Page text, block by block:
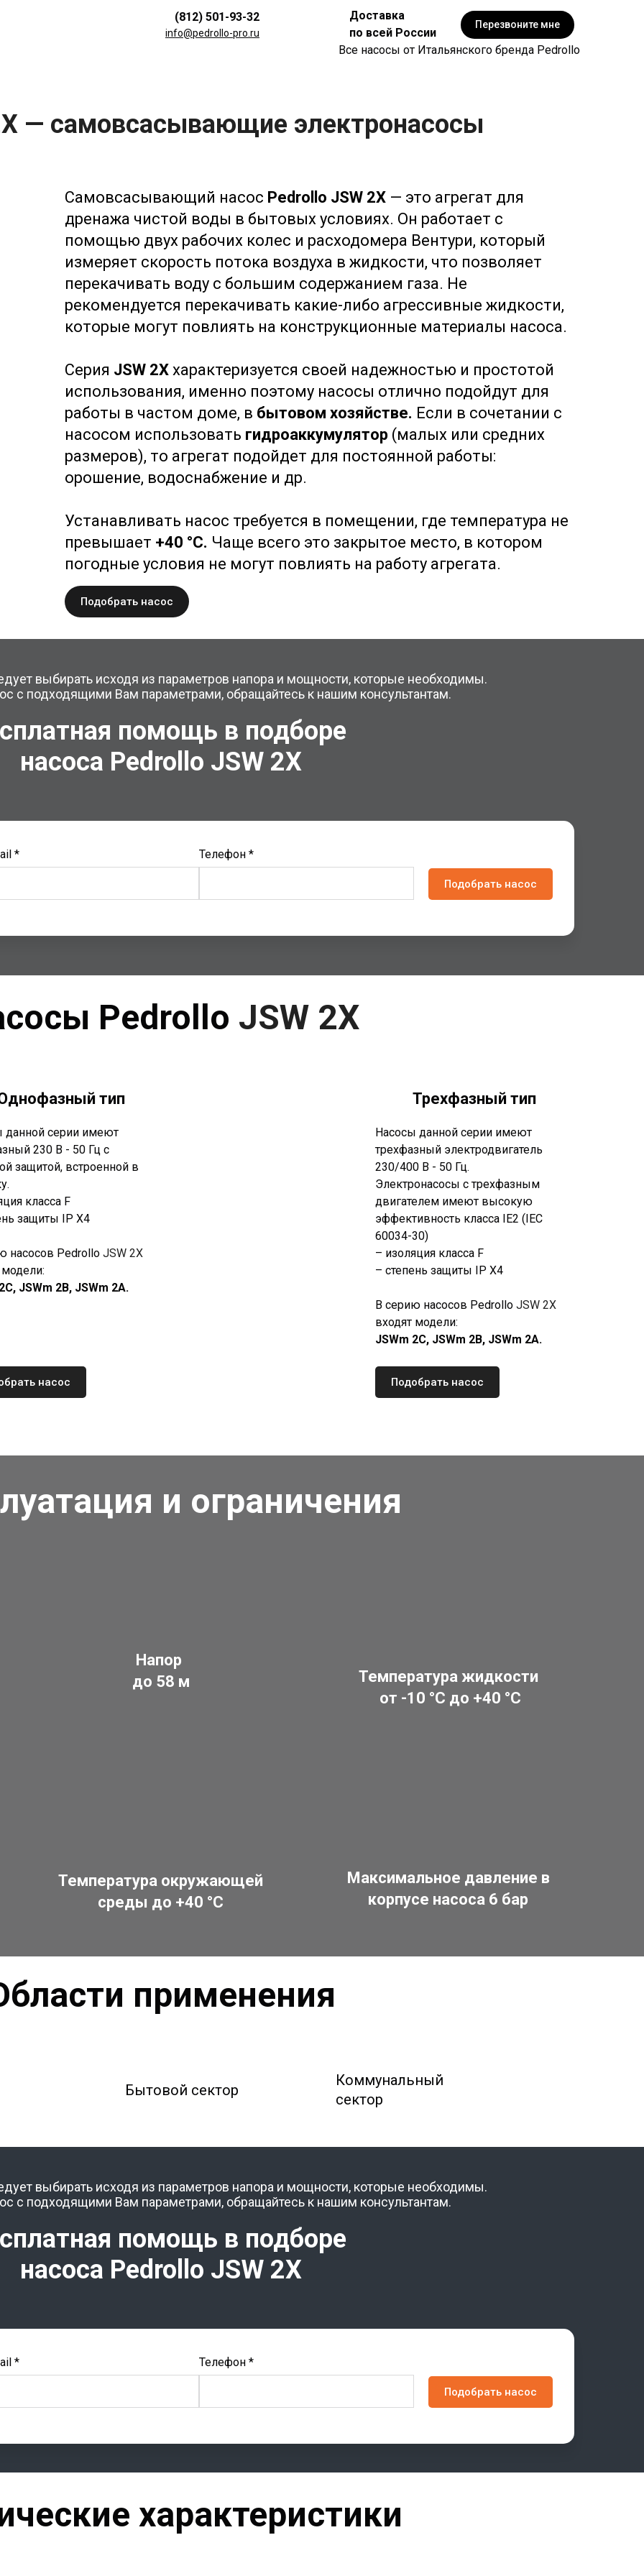
(812) 501-93-32
info@pedrollo-pro.ru
Доставка
по всей России
Перезвоните мне
Все насосы от Итальянского бренда Pedrollo
— самовсасывающие электронасосы
Самовсасывающий насос Pedrollo JSW 2X— это агрегат для
дренажа чистой воды в бытовых условиях. Он работает с
помощью двух рабочих колес и расходомера Вентури, который
измеряет скорость потока воздуха в жидкости, что позволяет
перекачивать воду с большим содержанием газа. Не
рекомендуется перекачивать какие-либо агрессивные жидкости,
которые могут повлиять на конструкционные материалы насоса.
Серия JSW 2Xхарактеризуется своей надежностью и простотой
использования, именно поэтому насосы отлично подойдут для
работы в частом доме, в бытовом хозяйстве. Если в сочетании с
насосом использовать гидроаккумулятор (малых или средних
размеров), то агрегат подойдет для постоянной работы:
орошение, водоснабжение и др.
Устанавливать насос требуется в помещении, где температура не
превышает +40 °C. Чаще всего это закрытое место, в котором
погодные условия не могут повлиять на работу агрегата.
Подобрать насос
выбирать исходя из параметров напора и мощности, которые необходимы.
с подходящими Вам параметрами, обращайтесь к нашим консультантам.
помощь в подборе
насоса Pedrollo JSW 2X
* Телефон *
Подобрать насос
Pedrollo JSW 2X
тип
данной серии имеют
230 В - 50 Гц с
защитой, встроенной в
класса F
защиты IP X4
насосов Pedrollo JSW 2X
модели:
JSWm 2B, JSWm 2A.
насос
Трехфазный тип
Насосы данной серии имеют
трехфазный электродвигатель
230/400 В - 50 Гц.
Электронасосы с трехфазным
двигателем имеют высокую
эффективность класса IE2 (IEC
60034-30)
– изоляция класса F
– степень защиты IP X4
В серию насосов Pedrollo JSW 2X
входят модели:
JSWm 2C, JSWm 2B, JSWm 2A.
Подобрать насос
и ограничения
Напор
до 58 м
Температура жидкости
от -10 °C до +40 °C
Температура окружающей
среды до +40 °C
Максимальное давление в
корпусе насоса 6 бар
применения
Бытовой сектор
Коммунальный
сектор
выбирать исходя из параметров напора и мощности, которые необходимы.
с подходящими Вам параметрами, обращайтесь к нашим консультантам.
помощь в подборе
насоса Pedrollo JSW 2X
* Телефон *
Подобрать насос
характеристики